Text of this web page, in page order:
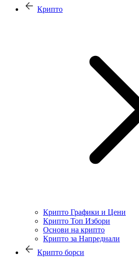
Крипто
Крипто Графики и Цени
Крипто Топ Избори
Основи на крипто
Крипто за Напреднали
Крипто борси